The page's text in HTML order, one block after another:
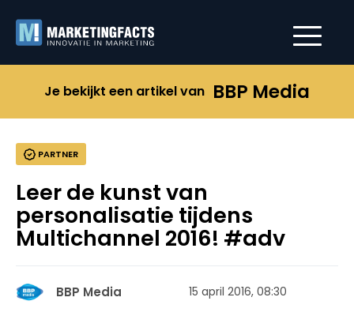
Je bekijkt een artikel van BBP Media
PARTNER
Leer de kunst van
personalisatie tijdens
Multichannel 2016! #adv
BBP Media 15 april 2016, 08:30